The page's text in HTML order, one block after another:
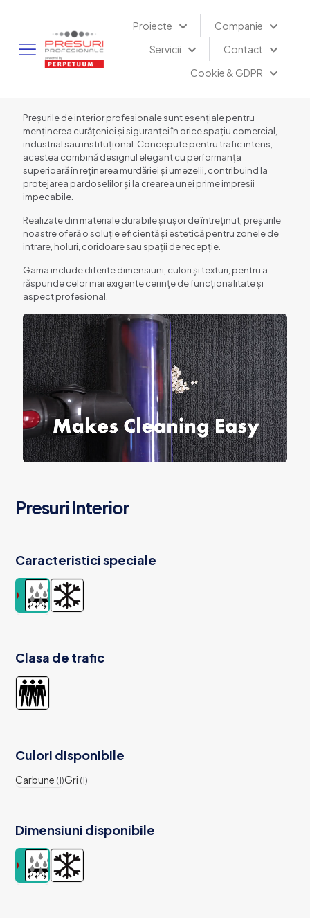
Proiecte
Companie
Servicii
Contact
Cookie & GDPR
Preșurile de interior profesionale sunt esențiale pentru
menținerea curățeniei și siguranței în orice spațiu comercial,
industrial sau instituțional. Concepute pentru trafic intens,
acestea combină designul elegant cu performanța
superioară în reținerea murdăriei și umezelii, contribuind la
protejarea pardoselilor și la crearea unei prime impresii
impecabile.
Realizate din materiale durabile și ușor de întreținut, preșurile
noastre oferă o soluție eficientă și estetică pentru zonele de
intrare, holuri, coridoare sau spații de recepție.
Gama include diferite dimensiuni, culori și texturi, pentru a
răspunde celor mai exigente cerințe de funcționalitate și
aspect profesional.
Presuri Interior
Caracteristici speciale
Clasa de trafic
Culori disponibile
Carbune (1)Gri (1)
Dimensiuni disponibile